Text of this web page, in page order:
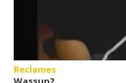
Reclames